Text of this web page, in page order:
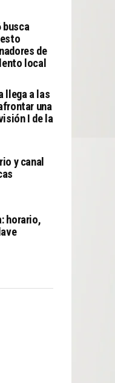
busca
de
local
llega a las
una
I de la
y canal
horario,